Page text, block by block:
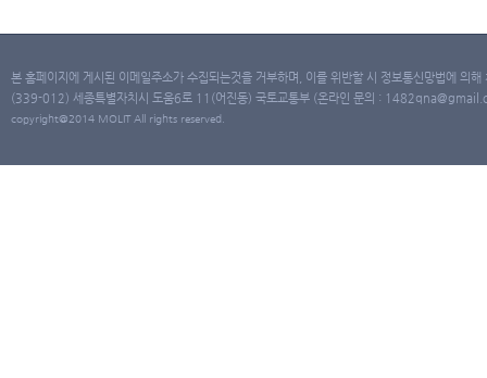
본 홈페이지에 게시된 이메일주소가 수집되는것을 거부하며, 이를 위반할 시 정보통신망법에 의
(339-012) 세종특별자치시 도움6로 11(어진동) 국토교통부 (온라인 문의 :
copyright@2014 MOLIT All rights reserved.